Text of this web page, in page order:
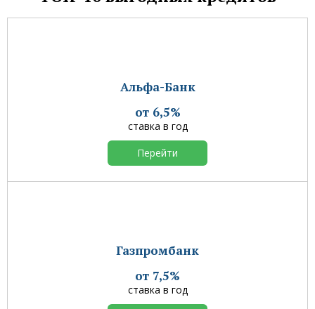
Альфа-Банк
от 6,5%
ставка в год
Перейти
Газпромбанк
от 7,5%
ставка в год